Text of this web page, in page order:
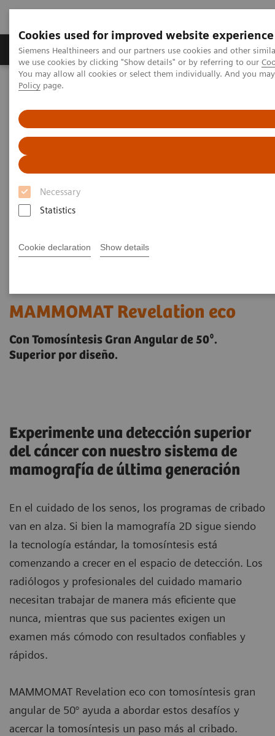
Cookies used for improved website experience
Siemens Healthineers and our partners use cookies and other
we use cookies by clicking "Show details" or by referring to our
You may allow all cookies or select them individually. And you
Policy page.
Necessary
Statistics
Cookie declaration Show details
Productos y servicios Especialidades Clínicas
Siemens Healthineers Latinoamérica
Portafolio ecoline – Sistemas Médicos Usados
X-Ray
MAMMOMAT Revelation eco
MAMMOMAT Revelation eco
Con Tomosíntesis Gran Angular de 50⁰.
Superior por diseño.
Experimente una detección superior
del cáncer con nuestro sistema de
mamografía de última generación
En el cuidado de los senos, los programas de cribado
van en alza. Si bien la mamografía 2D sigue siendo
la tecnología estándar, la tomosíntesis está
comenzando a crecer en el espacio de detección. Los
radiólogos y profesionales del cuidado mamario
necesitan trabajar de manera más eficiente que
nunca, mientras que sus pacientes exigen un
examen más cómodo con resultados confiables y
rápidos.
MAMMOMAT Revelation eco con tomosíntesis gran
angular de 50° ayuda a abordar estos desafíos y
acercar la tomosíntesis un paso más al cribado.